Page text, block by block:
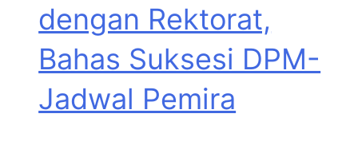
dengan Rektorat,
Bahas Suksesi DPM-
Jadwal Pemira